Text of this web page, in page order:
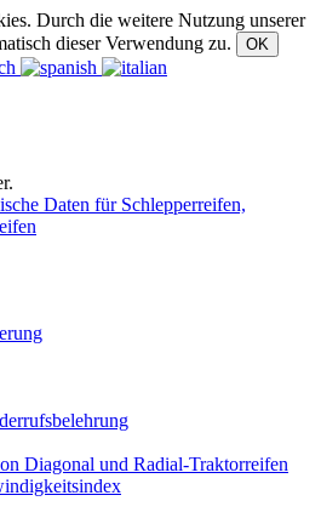
Durch die weitere Nutzung unserer
dieser Verwendung zu.
Diagonal und Radial-Traktorreifen